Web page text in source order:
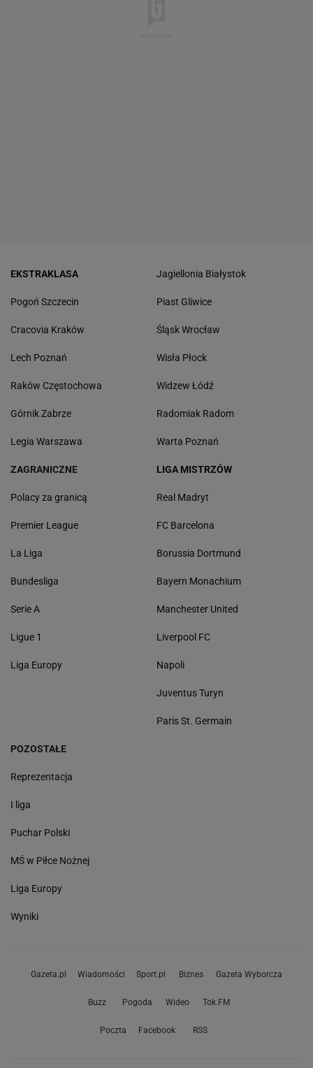
EKSTRAKLASA
Pogoń Szczecin
Cracovia Kraków
Lech Poznań
Raków Częstochowa
Górnik Zabrze
Legia Warszawa
Jagiellonia Białystok
Piast Gliwice
Śląsk Wrocław
Wisła Płock
Widzew Łódź
Radomiak Radom
Warta Poznań
ZAGRANICZNE
Polacy za granicą
Premier League
La Liga
Bundesliga
Serie A
Ligue 1
Liga Europy
LIGA MISTRZÓW
Real Madryt
FC Barcelona
Borussia Dortmund
Bayern Monachium
Manchester United
Liverpool FC
Napoli
Juventus Turyn
Paris St. Germain
POZOSTAŁE
Reprezentacja
I liga
Puchar Polski
MŚ w Piłce Nożnej
Liga Europy
Wyniki
Gazeta.pl Wiadomości Sport.pl Biznes Gazeta Wyborcza
Buzz Pogoda Wideo Tok.FM
Poczta Facebook RSS